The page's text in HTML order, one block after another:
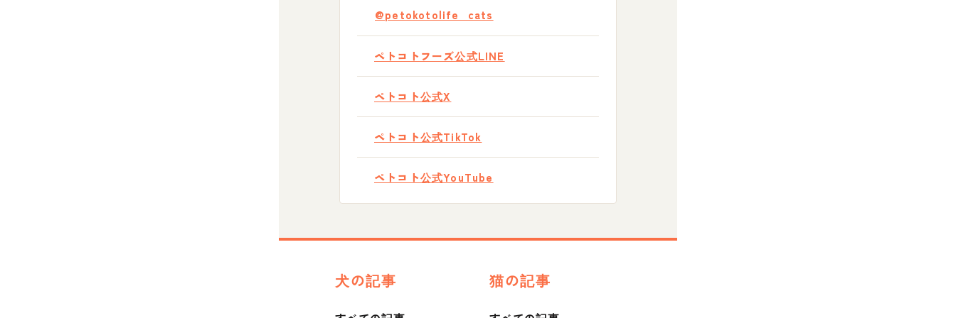
@petokotolife_cats
ペトコトフーズ公式LINE
ペトコト公式X
ペトコト公式TikTok
ペトコト公式YouTube
犬の記事 猫の記事